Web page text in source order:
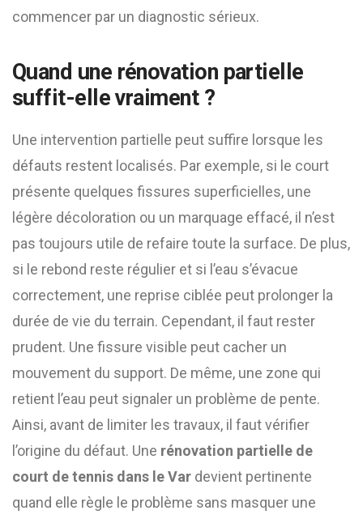
commencer par un diagnostic sérieux.
Quand une rénovation partielle
suffit-elle vraiment ?
Une intervention partielle peut suffire lorsque les
défauts restent localisés. Par exemple, si le court
présente quelques fissures superficielles, une
légère décoloration ou un marquage effacé, il n’est
pas toujours utile de refaire toute la surface. De plus,
si le rebond reste régulier et si l’eau s’évacue
correctement, une reprise ciblée peut prolonger la
durée de vie du terrain. Cependant, il faut rester
prudent. Une fissure visible peut cacher un
mouvement du support. De même, une zone qui
retient l’eau peut signaler un problème de pente.
Ainsi, avant de limiter les travaux, il faut vérifier
l’origine du défaut. Une rénovation partielle de
court de tennis dans le Var devient pertinente
quand elle règle le problème sans masquer une